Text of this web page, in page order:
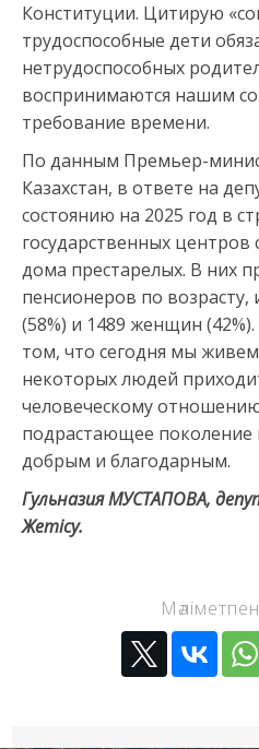
Конституции. Цитирую
трудоспособные дети
нетрудоспособных
воспринимаются нашим
требование времени.
По данным Премьер-
Казахстан, в ответе на
состоянию на 2025 год в
государственных
дома престарелых. В них
пенсионеров по возрасту,
(58%) и 1489 женщин
том, что сегодня мы
некоторых людей
человеческому
подрастающее
добрым и благодарным.
Гульназия МУСТАПОВА,
Жетісу.